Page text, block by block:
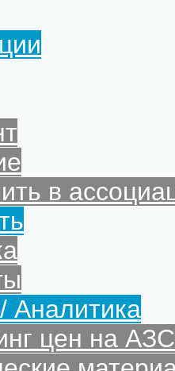
в
Аналитика
цен на